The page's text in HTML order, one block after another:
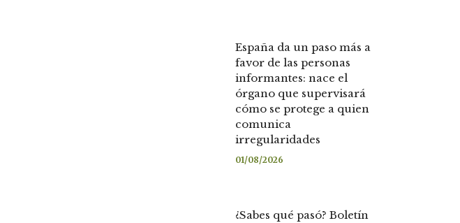
España da un paso más a
favor de las personas
informantes: nace el
órgano que supervisará
cómo se protege a quien
comunica
irregularidades
01/08/2026
¿Sabes qué pasó? Boletín